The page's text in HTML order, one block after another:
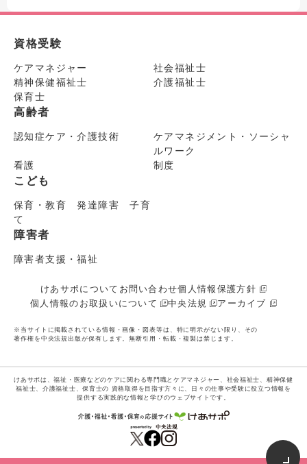
資格受験
ケアマネジャー
社会福祉士
精神保健福祉士
介護福祉士
保育士
高齢者
認知症ケア・介護技術
ケアマネジメント・ソーシャ
ルワーク
看護
制度
こども
保育・教育 発達障害 子育
て
障害者
障害者支援・福祉
けあサポについて お問い合わせ個人情報保護方針
個人情報のお取扱いについて
中央法規 アーカイブ
※当サイトに掲載されている情報・画像・図表等は、特に明示がない限り、その
著作権を中央法規出版が保有します。無断引用・転載・複製は禁じます。
けあサポは、福祉・医療などのケアに関わる専門職とケアマネジャー、社会福祉士、精神保健
福祉士、介護福祉士、保育士の 資格取得を目指す方々に、日々の仕事や受験に役立つ情報を
提供する実践的な情報と学びのウェブサイトです。